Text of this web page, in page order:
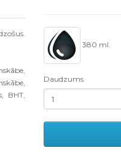
BHT,
380 ml.
Daudzums